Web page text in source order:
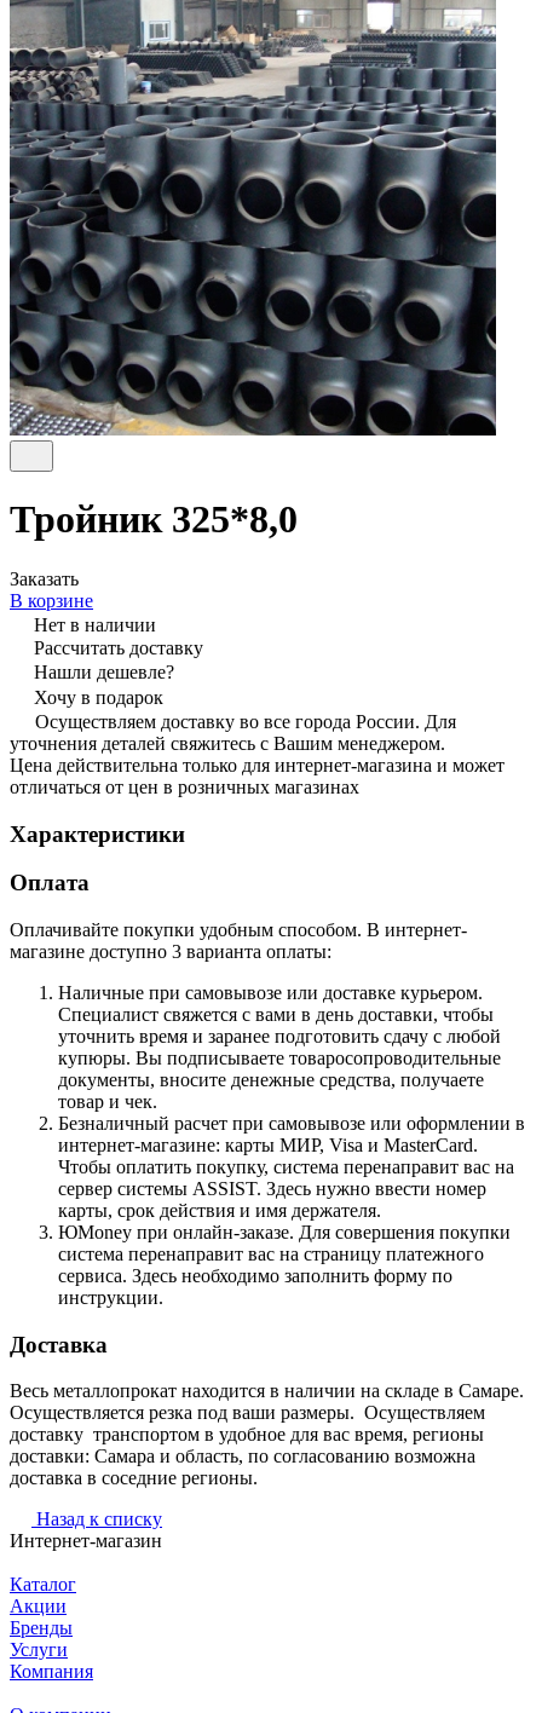
Тройник 325*8,0
Заказать
В корзине
Нет в наличии
Рассчитать доставку
Нашли дешевле?
Хочу в подарок
Осуществляем доставку во все города России. Для
уточнения деталей свяжитесь с Вашим менеджером.
Цена действительна только для интернет-магазина и может
отличаться от цен в розничных магазинах
Характеристики
Оплата
Оплачивайте покупки удобным способом. В интернет-
магазине доступно 3 варианта оплаты:
Наличные при самовывозе или доставке курьером.
Специалист свяжется с вами в день доставки, чтобы
уточнить время и заранее подготовить сдачу с любой
купюры. Вы подписываете товаросопроводительные
документы, вносите денежные средства, получаете
товар и чек.
Безналичный расчет при самовывозе или оформлении в
интернет-магазине: карты МИР, Visa и MasterCard.
Чтобы оплатить покупку, система перенаправит вас на
сервер системы ASSIST. Здесь нужно ввести номер
карты, срок действия и имя держателя.
ЮMoney при онлайн-заказе. Для совершения покупки
система перенаправит вас на страницу платежного
сервиса. Здесь необходимо заполнить форму по
инструкции.
Доставка
Весь металлопрокат находится в наличии на складе в Самаре.
Осуществляется резка под ваши размеры. Осуществляем
доставку транспортом в удобное для вас время, регионы
доставки: Самара и область, по согласованию возможна
доставка в соседние регионы.
Назад к списку
Интернет-магазин
Каталог
Акции
Бренды
Услуги
Компания